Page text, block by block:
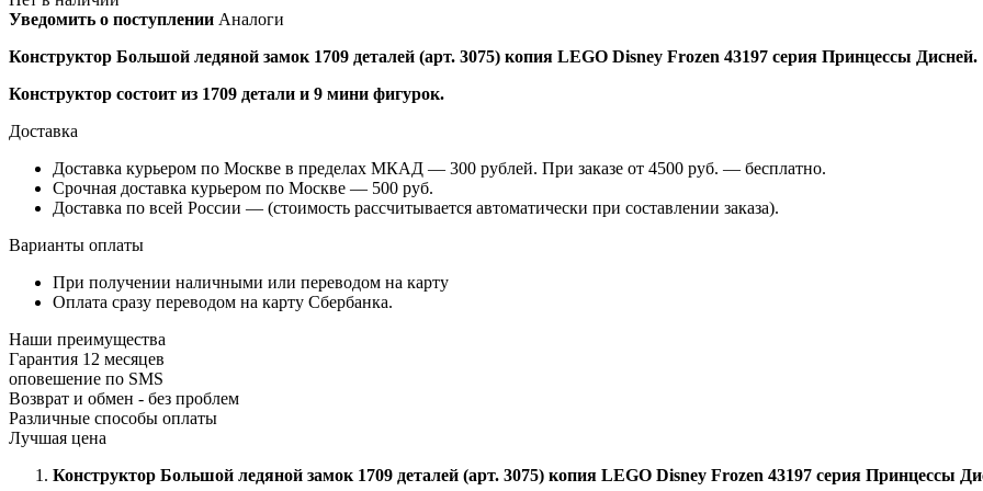
Уведомить о поступлении Аналоги
Конструктор Большой ледяной замок 1709 деталей (арт. 3075) копия LEGO Disney Frozen 43197 серия Принцессы Дисней.
Конструктор состоит из 1709 детали и 9 мини фигурок.
Доставка
Доставка курьером по Москве в пределах МКАД — 300 рублей. При заказе от 4500 руб. — бесплатно.
Срочная доставка курьером по Москве — 500 руб.
Доставка по всей России — (стоимость рассчитывается автоматически при составлении заказа).
Варианты оплаты
При получении наличными или переводом на карту
Оплата сразу переводом на карту Сбербанка.
Наши преимущества
Гарантия 12 месяцев
оповешение по SMS
Возврат и обмен - без проблем
Различные способы оплаты
Лучшая цена
Конструктор Большой ледяной замок 1709 деталей (арт. 3075) копия LEGO Disney Frozen 43197 серия Принцессы